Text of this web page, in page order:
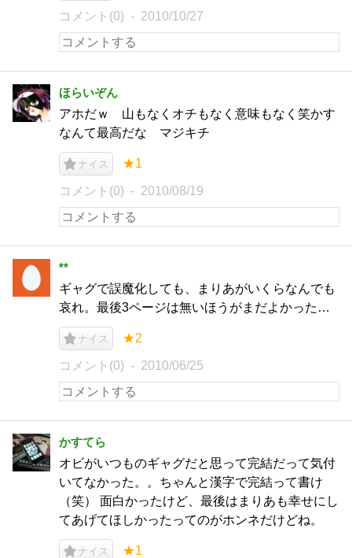
コメント(0) 2010/10/27
ほらいぞん
アホだｗ 山もなくオチもなく意味もなく笑かす
なんて最高だな マジキチ
ナイス ★1
コメント(0) 2010/08/19
**
ギャグで誤魔化しても、まりあがいくらなんでも
哀れ。最後3ページは無いほうがまだよかった…
ナイス ★2
コメント(0) 2010/06/25
かすてら
オビがいつものギャグだと思って完結だって気付
いてなかった。。ちゃんと漢字で完結って書け
（笑） 面白かったけど、最後はまりあも幸せにし
てあげてほしかったってのがホンネだけどね。
ナイス ★1